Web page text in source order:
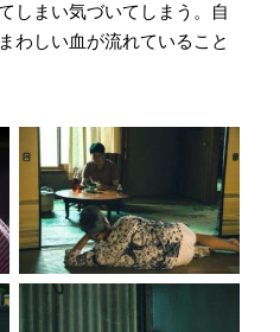
しまい気づいてしまう。自
わしい血が流れていること